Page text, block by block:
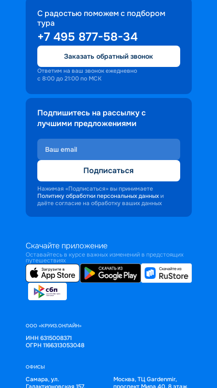
С радостью поможем с подбором
тура
+7 495 877-58-34
Заказать обратный звонок
Ответим на ваш звонок ежедневно
с 8:00 до 21:00 по МСК
Подпишитесь на рассылку с
лучшими предложениями
Подписаться
Нажимая «Подписаться» вы принимаете
Политику обработки персональных данных и
даёте согласие на обработку ваших данных
Скачайте приложение
Оставайтесь в курсе важных изменений в предстоящих
путешествиях
ООО «КРУИЗ.ОНЛАЙН»
ИНН 6315008371
ОГРН 1166313053048
ОФИСЫ
Самара, ул.
Москва, ТЦ Gardenmir,